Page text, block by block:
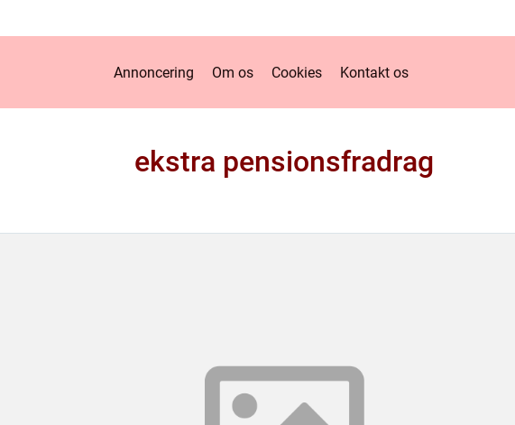
Annoncering Om os Cookies Kontakt os
ekstra pensionsfradrag